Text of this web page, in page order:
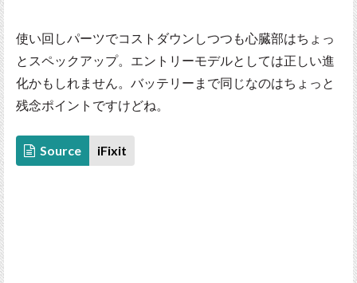
使い回しパーツでコストダウンしつつも心臓部はちょっ
とスペックアップ。エントリーモデルとしては正しい進
化かもしれません。バッテリーまで同じなのはちょっと
残念ポイントですけどね。
Source iFixit